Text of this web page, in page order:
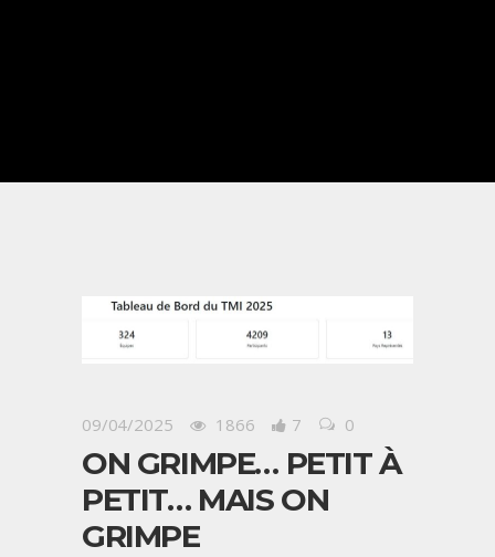
09/04/2025 1866 7 0
ON GRIMPE… PETIT À
PETIT… MAIS ON
GRIMPE